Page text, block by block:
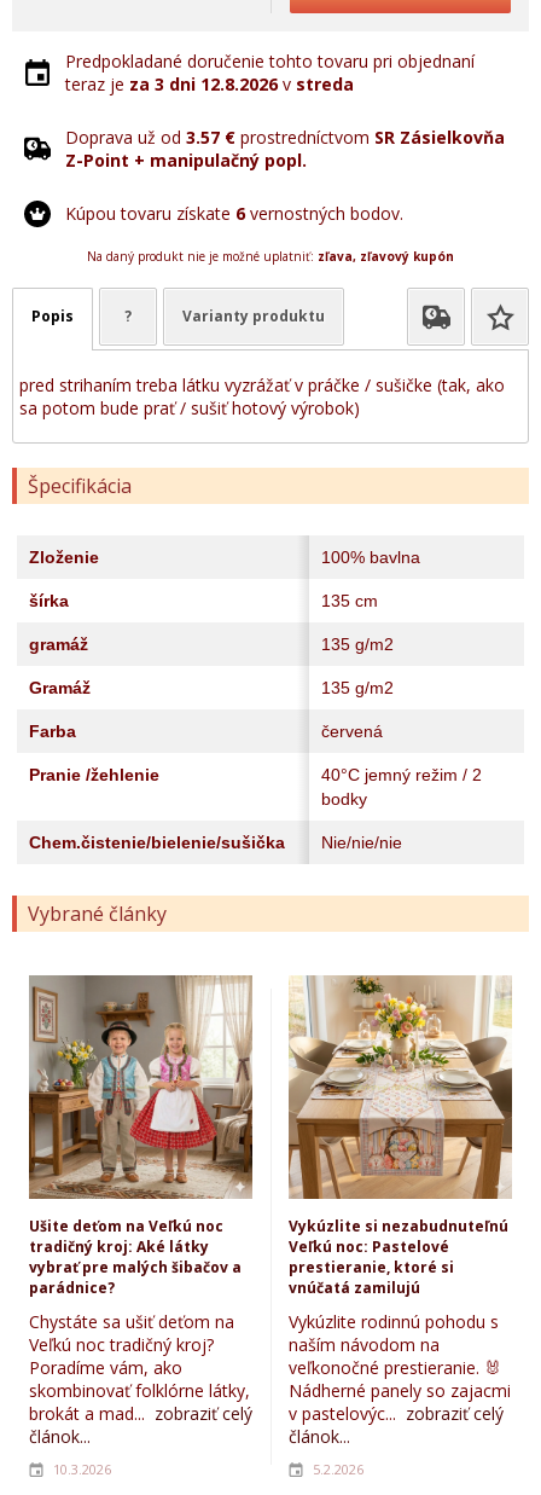
Predpokladané doručenie tohto tovaru pri objednaní
teraz je za 3 dni 12.8.2026v streda
Doprava už od 3.57 € prostredníctvom SR Zásielkovňa
Z-Point + manipulačný popl.
Kúpou tovaru získate 6vernostných bodov.
Na daný produkt nie je možné uplatniť: zľava, zľavový kupón
Popis ? Varianty produktu
pred strihaním treba látku vyzrážať v práčke / sušičke (tak, ako
sa potom bude prať / sušiť hotový výrobok)
Špecifikácia
Zloženie 100% bavlna
šírka 135 cm
gramáž 135 g/m2
Gramáž 135 g/m2
Farba červená
Pranie /žehlenie
40°C jemný režim / 2
bodky
Chem.čistenie/bielenie/sušička Nie/nie/nie
Vybrané články
Ušite deťom na Veľkú noc
tradičný kroj: Aké látky
vybrať pre malých šibačov a
parádnice?
Chystáte sa ušiť deťom na
Veľkú noc tradičný kroj?
Poradíme vám, ako
skombinovať folklórne látky,
brokát a mad... zobraziť celý
článok...
10.3.2026
Vykúzlite si nezabudnuteľnú
Veľkú noc: Pastelové
prestieranie, ktoré si
vnúčatá zamilujú
Vykúzlite rodinnú pohodu s
naším návodom na
veľkonočné prestieranie. 🐰
Nádherné panely so zajacmi
v pastelovýc... zobraziť celý
článok...
5.2.2026